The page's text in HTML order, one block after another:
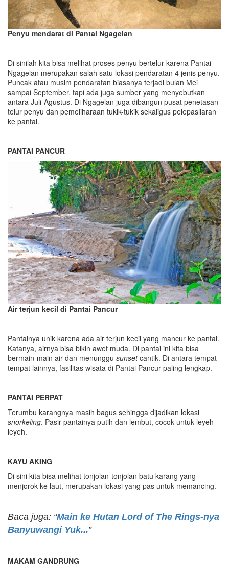
Penyu mendarat di Pantai Ngagelan
Di sinilah kita bisa melihat proses penyu bertelur karena Pantai
Ngagelan merupakan salah satu lokasi pendaratan 4 jenis penyu.
Puncak atau musim pendaratan biasanya terjadi bulan Mei
sampai September, tapi ada juga sumber yang menyebutkan
antara Juli-Agustus. Di Ngagelan juga dibangun pusat penetasan
telur penyu dan pemeliharaan tukik-tukik sekaligus pelepasliaran
ke pantai.
PANTAI PANCUR
Air terjun kecil di Pantai Pancur
Pantainya unik karena ada air terjun kecil yang mancur ke pantai.
Katanya, airnya bisa bikin awet muda. Di pantai ini kita bisa
bermain-main air dan menunggu sunsetcantik. Di antara tempat-
tempat lainnya, fasilitas wisata di Pantai Pancur paling lengkap.
PANTAI PERPAT
Terumbu karangnya masih bagus sehingga dijadikan lokasi
snorkeling. Pasir pantainya putih dan lembut, cocok untuk leyeh-
leyeh.
KAYU AKING
Di sini kita bisa melihat tonjolan-tonjolan batu karang yang
menjorok ke laut, merupakan lokasi yang pas untuk memancing.
Baca juga: “Main ke Hutan Lord of The Rings-nya
Banyuwangi Yuk...”
MAKAM GANDRUNG